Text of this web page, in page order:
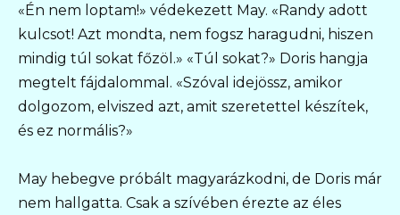
«Én nem loptam!» védekezett May. «Randy adott
kulcsot! Azt mondta, nem fogsz haragudni, hiszen
mindig túl sokat főzöl.» «Túl sokat?» Doris hangja
megtelt fájdalommal. «Szóval idejössz, amikor
dolgozom, elviszed azt, amit szeretettel készítek,
és ez normális?»
May hebegve próbált magyarázkodni, de Doris már
nem hallgatta. Csak a szívében érezte az éles